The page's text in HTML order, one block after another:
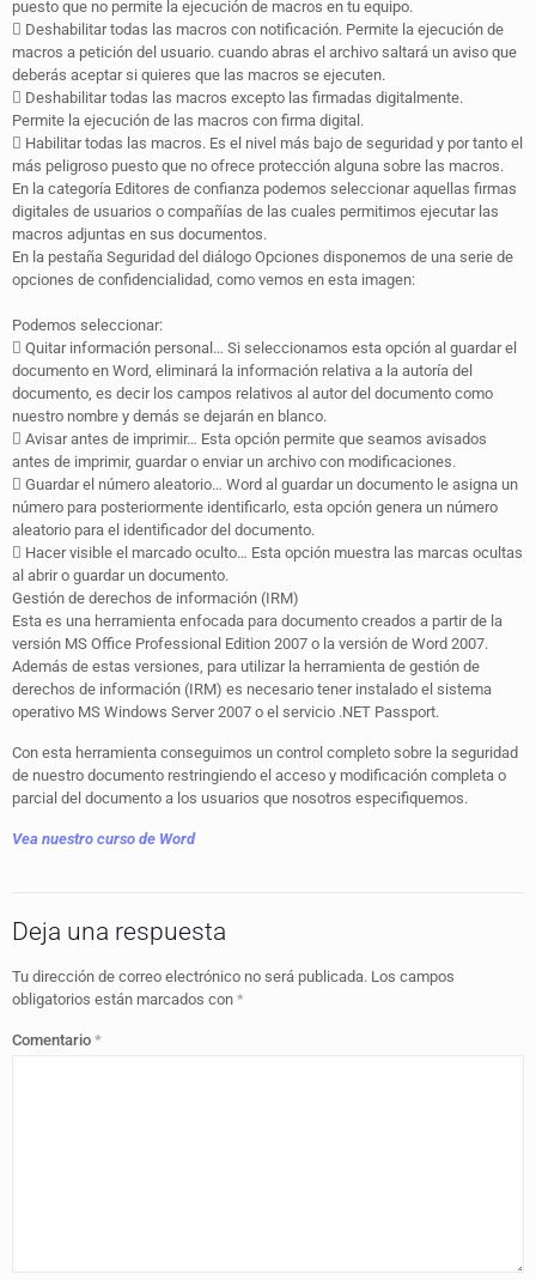
puesto que no permite la ejecución de macros en tu equipo.
 Deshabilitar todas las macros con notificación. Permite la ejecución de
macros a petición del usuario. cuando abras el archivo saltará un aviso que
deberás aceptar si quieres que las macros se ejecuten.
 Deshabilitar todas las macros excepto las firmadas digitalmente.
Permite la ejecución de las macros con firma digital.
 Habilitar todas las macros. Es el nivel más bajo de seguridad y por tanto el
más peligroso puesto que no ofrece protección alguna sobre las macros.
En la categoría Editores de confianza podemos seleccionar aquellas firmas
digitales de usuarios o compañías de las cuales permitimos ejecutar las
macros adjuntas en sus documentos.
En la pestaña Seguridad del diálogo Opciones disponemos de una serie de
opciones de confidencialidad, como vemos en esta imagen:
Podemos seleccionar:
 Quitar información personal… Si seleccionamos esta opción al guardar el
documento en Word, eliminará la información relativa a la autoría del
documento, es decir los campos relativos al autor del documento como
nuestro nombre y demás se dejarán en blanco.
 Avisar antes de imprimir… Esta opción permite que seamos avisados
antes de imprimir, guardar o enviar un archivo con modificaciones.
 Guardar el número aleatorio… Word al guardar un documento le asigna un
número para posteriormente identificarlo, esta opción genera un número
aleatorio para el identificador del documento.
 Hacer visible el marcado oculto… Esta opción muestra las marcas ocultas
al abrir o guardar un documento.
Gestión de derechos de información (IRM)
Esta es una herramienta enfocada para documento creados a partir de la
versión MS Office Professional Edition 2007 o la versión de Word 2007.
Además de estas versiones, para utilizar la herramienta de gestión de
derechos de información (IRM) es necesario tener instalado el sistema
operativo MS Windows Server 2007 o el servicio .NET Passport.
Con esta herramienta conseguimos un control completo sobre la seguridad
de nuestro documento restringiendo el acceso y modificación completa o
parcial del documento a los usuarios que nosotros especifiquemos.
Vea nuestro curso de Word
Deja una respuesta
Tu dirección de correo electrónico no será publicada. Los campos
obligatorios están marcados con *
Comentario *